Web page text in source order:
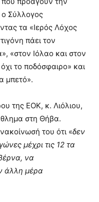
ο Σύλλογος
τα «Ιερός Λόχος
πάει τον
«στον Ιόλαο και στον
το ποδόσφαιρο» και
μπετό».
της ΕΟΚ, κ. Λιόλιου,
στη Θήβα.
του ότι «δεν
μέχρι τις 12 τα
να
άλλη μέρα